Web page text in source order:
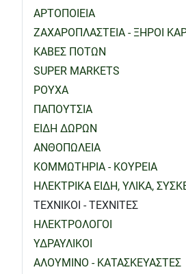
ΑΡΤΟΠΟΙΕΙΑ
ΖΑΧΑΡΟΠΛΑΣΤΕΙΑ - ΞΗΡΟΙ
ΚΑΒΕΣ ΠΟΤΩΝ
SUPER MARKETS
ΡΟΥΧΑ
ΠΑΠΟΥΤΣΙΑ
ΕΙΔΗ ΔΩΡΩΝ
ΑΝΘΟΠΩΛΕΙΑ
ΚΟΜΜΩΤΗΡΙΑ - ΚΟΥΡΕΙΑ
ΗΛΕΚΤΡΙΚΑ ΕΙΔΗ, ΥΛΙΚΑ,
ΤΕΧΝΙΚΟΙ - ΤΕΧΝΙΤΕΣ
ΗΛΕΚΤΡΟΛΟΓΟΙ
ΥΔΡΑΥΛΙΚΟΙ
ΑΛΟΥΜΙΝΟ - ΚΑΤΑΣΚΕΥΑΣΤΕΣ